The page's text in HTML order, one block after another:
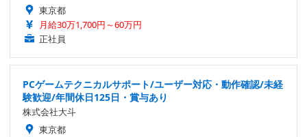
東京都
月給30万1,700円～60万円
正社員
PCゲームテクニカルサポート/ユーザー対応・動作確認/未経
験歓迎/年間休日125日・賞与あり
株式会社大斗
東京都